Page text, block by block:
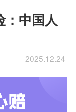
：中国人
2025.12.24